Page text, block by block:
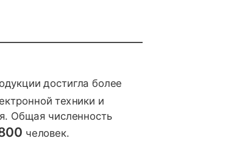
достигла более
техники и
Общая численность
человек.